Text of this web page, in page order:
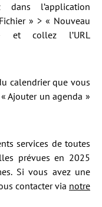
l’application
» > « Nouveau
et collez l’URL
calendrier que vous
Ajouter un agenda »
services de toutes
prévues en 2025
Si vous avez une
contacter via notre